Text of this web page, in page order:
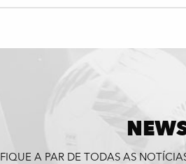
FIQUE A PAR DE TODAS AS